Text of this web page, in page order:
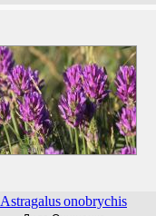
Astragalusonobrychis